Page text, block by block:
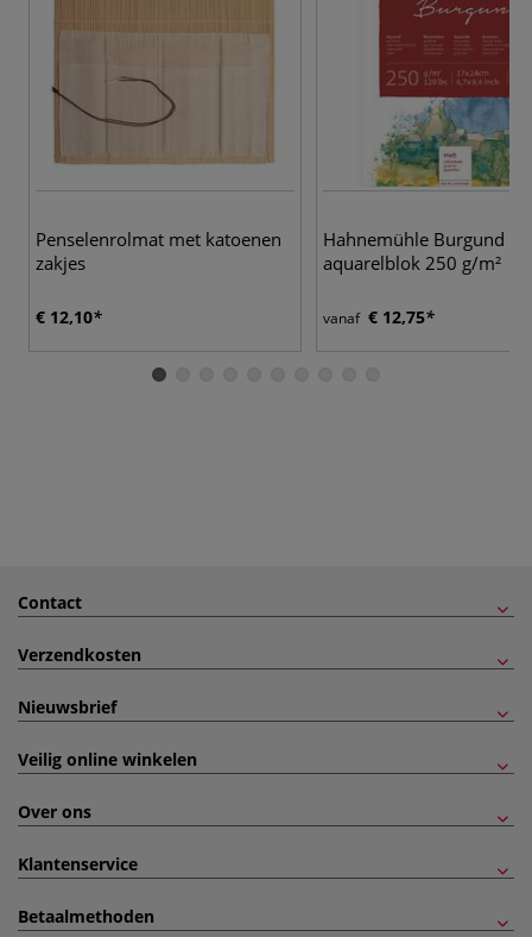
Penselenrolmat met katoenen
zakjes
€ 12,10
Hahnemühle Burgund
aquarelblok 250 g/m²
vanaf € 12,75
Contact
Verzendkosten
Nieuwsbrief
Veilig online winkelen
Over ons
Klantenservice
Betaalmethoden